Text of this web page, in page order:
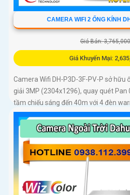
CAMERA WIFI 2 ỐNG KÍNH
Giá Bán:
Giá Khuyến Mại:
Camera Wifi DH-P3D-3F-PV-P sở hữu
giải 3MP (2304x1296), quay quét Pan
tầm chiếu sáng đến 40m với 4 đèn
camera này còn đạt chuẩn chống
đa 256GB, kết nối Wi-Fi 2